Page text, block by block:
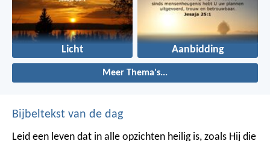
Licht Aanbidding
Meer Thema's...
Bijbeltekst van de dag
Leid een leven dat in alle opzichten heilig is, zoals Hij die